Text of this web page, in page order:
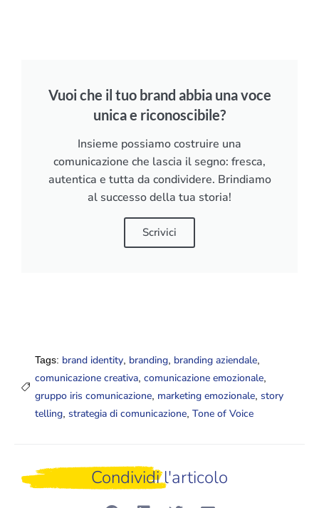
Vuoi che il tuo brand abbia una voce
unica e riconoscibile?
Insieme possiamo costruire una
comunicazione che lascia il segno: fresca,
autentica e tutta da condividere. Brindiamo
al successo della tua storia!
Scrivici
Tags: brand identity branding branding aziendale
comunicazione creativa comunicazione emozionale
gruppo iris comunicazione marketing emozionale story
telling strategia di comunicazione Tone of Voice
Condividi l'articolo